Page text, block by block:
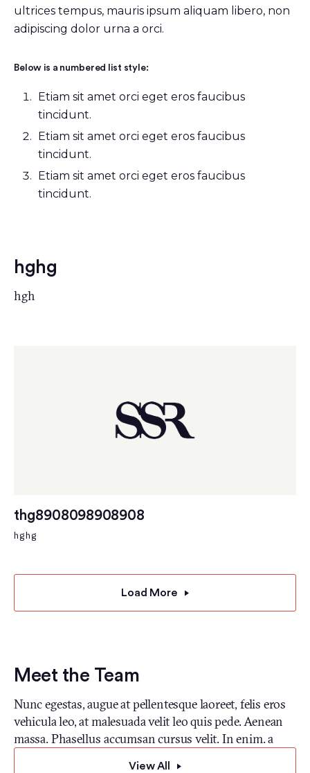
ultrices tempus, mauris ipsum aliquam libero, non
adipiscing dolor urna a orci.
Below is a numbered list style:
Etiam sit amet orci eget eros faucibus
tincidunt.
Etiam sit amet orci eget eros faucibus
tincidunt.
Etiam sit amet orci eget eros faucibus
tincidunt.
hghg
hgh
thg8908098908908
hghg
Load More
Meet the Team
Nunc egestas, augue at pellentesque laoreet, felis eros
vehicula leo, at malesuada velit leo quis pede. Aenean
massa. Phasellus accumsan cursus velit. In enim. a
View All